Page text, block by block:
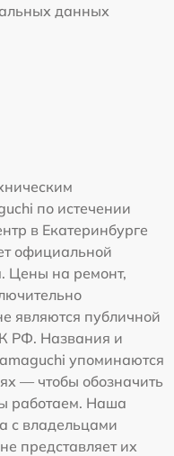
данных
по истечении
в Екатеринбурге
официальной
Цены на ремонт,
являются публичной
РФ. Названия и
упоминаются
— чтобы обозначить
работаем. Наша
с владельцами
представляет их